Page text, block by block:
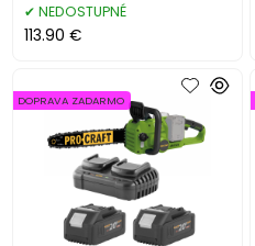
NEDOSTUPNÉ
113.90 €
DOPRAVA ZADARMO